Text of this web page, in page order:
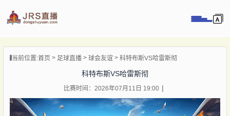
播
闻
当前位置:首页 足球直播 球会友谊 科特布斯VS哈雷斯彻
科特布斯VS哈雷斯彻
比赛时间：2026年07月11日 19:00